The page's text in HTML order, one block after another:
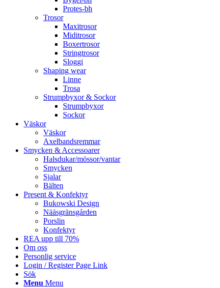
Protes-bh
Trosor
Maxitrosor
Miditrosor
Boxertrosor
Stringtrosor
Sloggi
Shaping wear
Linne
Trosa
Strumpbyxor & Sockor
Strumpbyxor
Sockor
Väskor
Väskor
Axelbandsremmar
Smycken & Accessoarer
Halsdukar/mössor/vantar
Smycken
Sjalar
Bälten
Present & Konfektyr
Bukowski Design
Nääsgränsgården
Porslin
Konfektyr
REA upp till 70%
Om oss
Personlig service
Login / Register Page Link
Sök
Menu Menu